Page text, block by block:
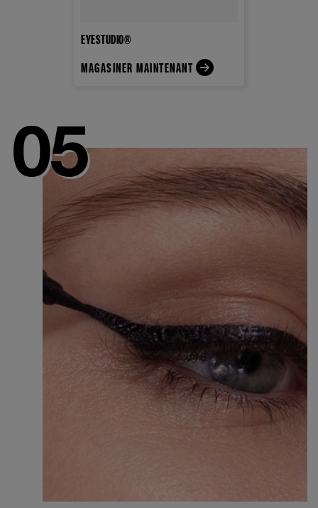
EYESTUDIO®
MAGASINER MAINTENANT